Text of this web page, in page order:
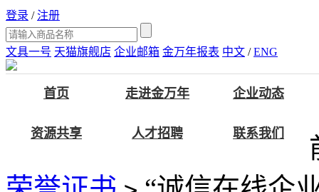
登录 / 注册
文具一号 天猫旗舰店 企业邮箱 金万年报表 中文 / ENG
首页 走进金万年 企业动态
资源共享 人才招聘 联系我们